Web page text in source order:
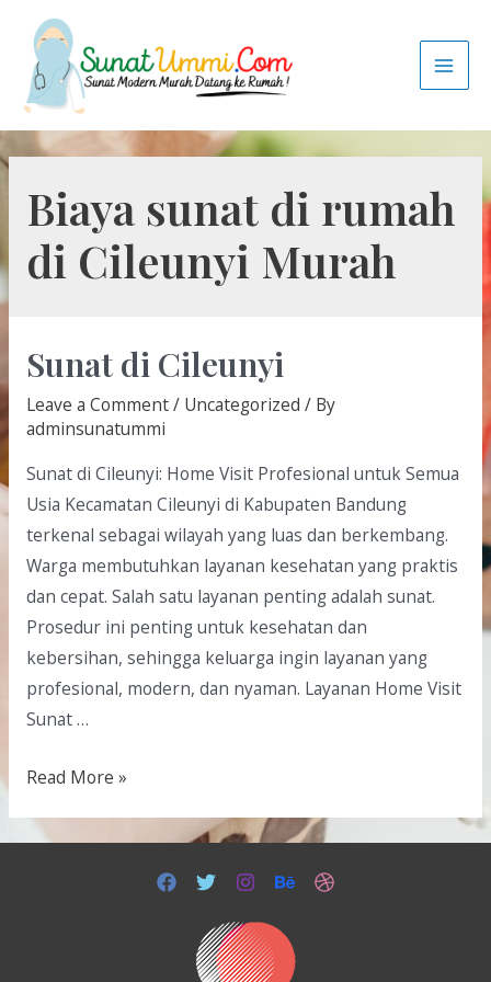
Biaya sunat di rumah
di Cileunyi Murah
Sunat di Cileunyi
Leave a Comment/ Uncategorized / By
adminsunatummi
Sunat di Cileunyi: Home Visit Profesional untuk Semua
Usia Kecamatan Cileunyi di Kabupaten Bandung
terkenal sebagai wilayah yang luas dan berkembang.
Warga membutuhkan layanan kesehatan yang praktis
dan cepat. Salah satu layanan penting adalah sunat.
Prosedur ini penting untuk kesehatan dan
kebersihan, sehingga keluarga ingin layanan yang
profesional, modern, dan nyaman. Layanan Home Visit
Sunat …
Read More »